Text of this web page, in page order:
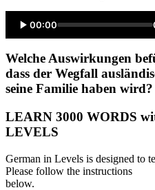
00:00
Welche Auswirkungen
dass der Wegfall
seine Familie haben wird?
LEARN 3000 WORDS
LEVELS
German in Levels is designed to
Please follow the instructions
below.